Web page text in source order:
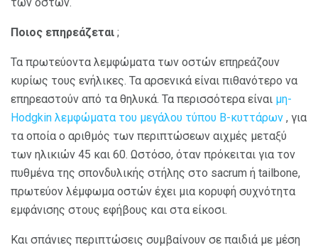
Ποιος επηρεάζεται ;
Τα πρωτεύοντα λεμφώματα των οστών επηρεάζουν
κυρίως τους ενήλικες. Τα αρσενικά είναι πιθανότερο να
επηρεαστούν από τα θηλυκά. Τα περισσότερα είναι μη-
Hodgkin λεμφώματα του μεγάλου τύπου Β-κυττάρων , για
τα οποία ο αριθμός των περιπτώσεων αιχμές μεταξύ
των ηλικιών 45 και 60. Ωστόσο, όταν πρόκειται για τον
πυθμένα της σπονδυλικής στήλης στο sacrum ή tailbone,
πρωτεύον λέμφωμα οστών έχει μια κορυφή συχνότητα
εμφάνισης στους εφήβους και στα είκοσι.
Και σπάνιες περιπτώσεις συμβαίνουν σε παιδιά με μέση